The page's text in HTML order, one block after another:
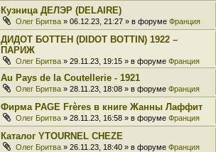
Кузница ДЕЛЭР (DELAIRE)
Олег Бритва » 06.12.23, 21:27 » в форуме Франция
ДИДОТ БОТТЕН (DIDOT BOTTIN) 1922 –
ПАРИЖ
Олег Бритва » 29.11.23, 19:15 » в форуме Франция
Au Pays de la Coutellerie - 1921
Олег Бритва » 28.11.23, 18:08 » в форуме Франция
Фирма PAGE Frères в книге Жанны Лаффит
Олег Бритва » 28.11.23, 16:58 » в форуме Франция
Каталог YTOURNEL CHEZE
Олег Бритва » 26.11.23, 18:40 » в форуме Франция